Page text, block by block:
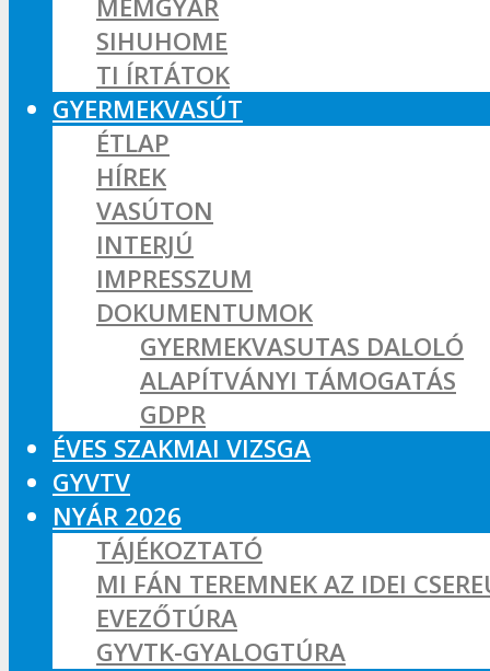
MÉMGYÁR
SIHUHOME
TI ÍRTÁTOK
GYERMEKVASÚT
ÉTLAP
HÍREK
VASÚTON
INTERJÚ
IMPRESSZUM
DOKUMENTUMOK
GYERMEKVASUTAS DALOLÓ
ALAPÍTVÁNYI TÁMOGATÁS
GDPR
ÉVES SZAKMAI VIZSGA
GYVTV
NYÁR 2026
TÁJÉKOZTATÓ
MI FÁN TEREMNEK AZ IDEI
EVEZŐTÚRA
GYVTK-GYALOGTÚRA